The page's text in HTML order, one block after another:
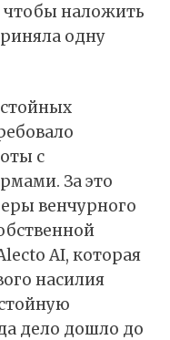
чтобы наложить
одну
с
За это
венчурного
AI, которая
насилия
дело дошло до